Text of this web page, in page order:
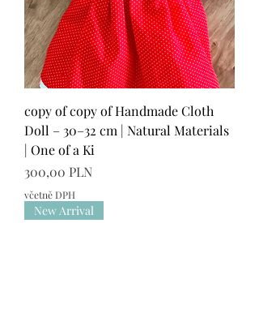
copy of copy of Handmade Cloth
Doll – 30–32 cm | Natural Materials
| One of a Ki
Cena
300,00 PLN
včetně DPH
New Arrival